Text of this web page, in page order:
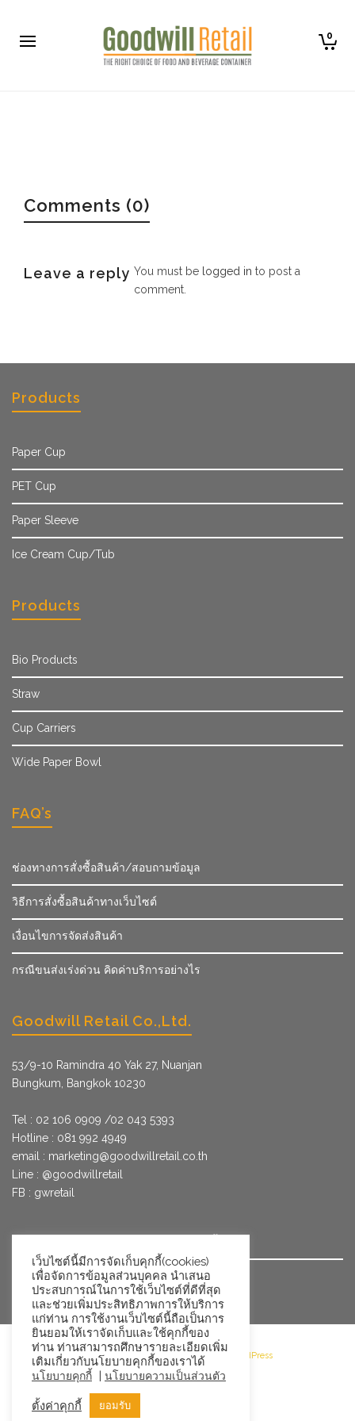
0
Comments (0)
Leave a reply You must be logged in to post a
comment.
Products
Paper Cup
PET Cup
Paper Sleeve
Ice Cream Cup/Tub
Products
Bio Products
Straw
Cup Carriers
Wide Paper Bowl
FAQ’s
ช่องทางการสั่งซื้อสินค้า/สอบถามข้อมูล
วิธีการสั่งซื้อสินค้าทางเว็บไซต์
เงื่อนไขการจัดส่งสินค้า
กรณีขนส่งเร่งด่วน คิดค่าบริการอย่างไร
Goodwill Retail Co.,Ltd.
53/9­-10 Ramindra 40 Yak 27, Nuanjan
Bungkum, Bangkok 10230
Tel : 02 106 0909 /02 043 5393
Hotline : 081 992 4949
email : marketing@goodwillretail.co.th
Line : @goodwillretail
FB : gwretail
นโยบายข้อมูลส่วนบุคคล
©2026 Goodwill Retail · Powered by WordPress
เว็บไซต์นี้มีการจัดเก็บคุกกี้(cookies)
เพื่อจัดการข้อมูลส่วนบุคคล นำเสนอ
ประสบการณ์ในการใช้เว็บไซต์ที่ดีที่สุด
และช่วยเพิ่มประสิทธิภาพการให้บริการ
แก่ท่าน การใช้งานเว็บไซต์นี้ถือเป็นการ
ยินยอมให้เราจัดเก็บและใช้คุกกี้ของ
ท่าน ท่านสามารถศึกษารายละเอียดเพิ่ม
เติมเกี่ยวกับนโยบายคุกกี้ของเราได้
นโยบายคุกกี้ | นโยบายความเป็นส่วนตัว
ตั้งค่าคุกกี้ ยอมรับ